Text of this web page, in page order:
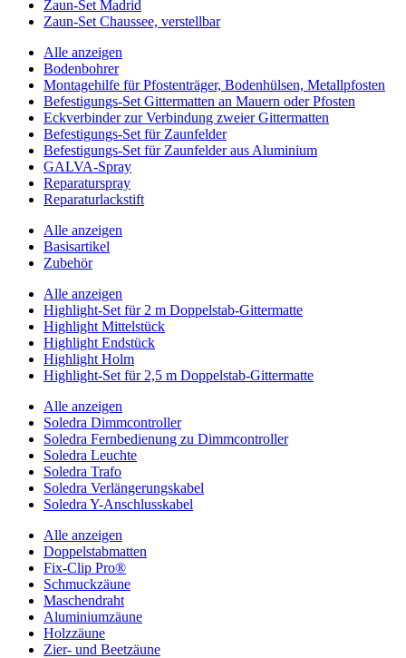
Zaun-Set Madrid
Zaun-Set Chaussee, verstellbar
Alle anzeigen
Bodenbohrer
Montagehilfe für Pfostenträger, Bodenhülsen, Metallpfosten
Befestigungs-Set Gittermatten an Mauern oder Pfosten
Eckverbinder zur Verbindung zweier Gittermatten
Befestigungs-Set für Zaunfelder
Befestigungs-Set für Zaunfelder aus Aluminium
GALVA-Spray
Reparaturspray
Reparaturlackstift
Alle anzeigen
Basisartikel
Zubehör
Alle anzeigen
Highlight-Set für 2 m Doppelstab-Gittermatte
Highlight Mittelstück
Highlight Endstück
Highlight Holm
Highlight-Set für 2,5 m Doppelstab-Gittermatte
Alle anzeigen
Soledra Dimmcontroller
Soledra Fernbedienung zu Dimmcontroller
Soledra Leuchte
Soledra Trafo
Soledra Verlängerungskabel
Soledra Y-Anschlusskabel
Alle anzeigen
Doppelstabmatten
Fix-Clip Pro®
Schmuckzäune
Maschendraht
Aluminiumzäune
Holzzäune
Zier- und Beetzäune